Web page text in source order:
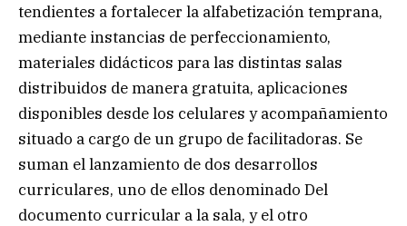
tendientes a fortalecer la alfabetización temprana,
mediante instancias de perfeccionamiento,
materiales didácticos para las distintas salas
distribuidos de manera gratuita, aplicaciones
disponibles desde los celulares y acompañamiento
situado a cargo de un grupo de facilitadoras. Se
suman el lanzamiento de dos desarrollos
curriculares, uno de ellos denominado Del
documento curricular a la sala, y el otro